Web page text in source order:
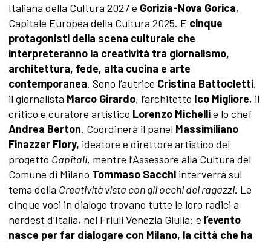
Italiana della Cultura 2027 e Gorizia-Nova Gorica,
Capitale Europea della Cultura 2025. E cinque
protagonisti della scena culturale che
interpreteranno la creatività tra giornalismo,
architettura, fede, alta cucina e arte
contemporanea. Sono l’autrice Cristina Battocletti,
il giornalista Marco Girardo, l’architetto Ico Migliore, il
critico e curatore artistico Lorenzo Michellie lo chef
Andrea Berton. Coordinerà il panel Massimiliano
Finazzer Flory, ideatore e direttore artistico del
progetto Capitali, mentre l’Assessore alla Cultura del
Comune di Milano Tommaso Sacchiinterverrà sul
tema della Creatività vista con gli occhi dei ragazzi. Le
cinque voci in dialogo trovano tutte le loro radici a
nordest d’Italia, nel Friuli Venezia Giulia: e l’evento
nasce per far dialogare con Milano, la città che ha